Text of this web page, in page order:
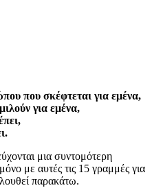
που σκέφτεται για εμένα,
για εμένα,
μια συντομότερη
με αυτές τις 15 γραμμές για
παρακάτω.